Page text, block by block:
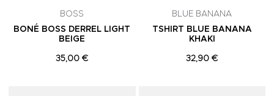
BOSS
BONÉ BOSS DERREL LIGHT
BEIGE
35,00 €
BLUE BANANA
TSHIRT BLUE BANANA
KHAKI
32,90 €